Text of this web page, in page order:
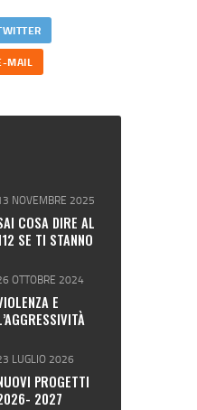
MAIL
NOVEMBRE 2025
COSA DIRE AL
SE TI STANNO
OTTOBRE 2024
E
LUGLIO 2026
PROGETTI
2027